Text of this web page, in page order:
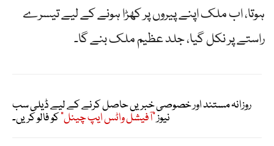
ہوتا، اب ملک اپنے پیروں پر کھڑا ہونے کے لیے تیسرے
راستے پر نکل گیا، جلد عظیم ملک بنے گا۔
روزانہ مستند اور خصوصی خبریں حاصل کرنے کے لیے ڈیلی سب
نیوز"آفیشل واٹس ایپ چینل"کو فالو کریں۔